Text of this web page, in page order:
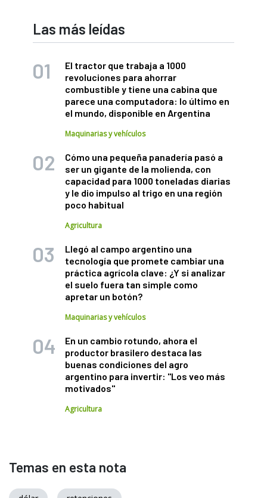
Las más leídas
El tractor que trabaja a 1000
revoluciones para ahorrar
combustible y tiene una cabina que
parece una computadora: lo último en
el mundo, disponible en Argentina
Maquinarias y vehículos
Cómo una pequeña panadería pasó a
ser un gigante de la molienda, con
capacidad para 1000 toneladas diarias
y le dio impulso al trigo en una región
poco habitual
Agricultura
Llegó al campo argentino una
tecnología que promete cambiar una
práctica agrícola clave: ¿Y si analizar
el suelo fuera tan simple como
apretar un botón?
Maquinarias y vehículos
En un cambio rotundo, ahora el
productor brasilero destaca las
buenas condiciones del agro
argentino para invertir: "Los veo más
motivados"
Agricultura
Temas en esta nota